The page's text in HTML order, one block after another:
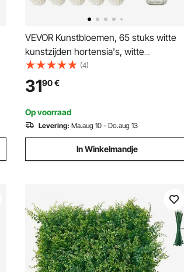
VEVOR Kunstbloemen, 65 stuks witte
kunstzijden hortensia's, witte
kunstbloemen met stelen voor doe-het-
zelf bruidsboeketten, tafeldecoraties
voor thuis, tafeldecoraties voor feesten
(4)
3190€
Op voorraad
Levering: Ma.aug 10 - Do.aug 13
In Winkelmandje